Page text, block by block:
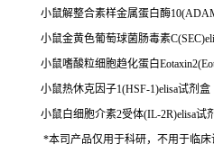
小鼠解整合素样金属蛋白酶
小鼠金黄色葡萄球菌肠毒素
小鼠嗜酸粒细胞趋化蛋白
小鼠热休克因子1(HSF-1)elisa试剂盒
小鼠白细胞介素2受体(IL-2R)elisa试
*本司产品仅用于科研，不用于临床